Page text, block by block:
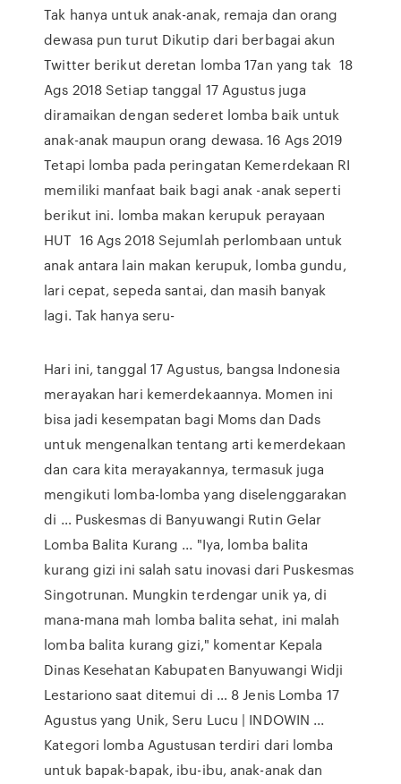
Tak hanya untuk anak-anak, remaja dan orang
dewasa pun turut Dikutip dari berbagai akun
Twitter berikut deretan lomba 17an yang tak 18
Ags 2018 Setiap tanggal 17 Agustus juga
diramaikan dengan sederet lomba baik untuk
anak-anak maupun orang dewasa. 16 Ags 2019
Tetapi lomba pada peringatan Kemerdekaan RI
memiliki manfaat baik bagi anak -anak seperti
berikut ini. lomba makan kerupuk perayaan
HUT 16 Ags 2018 Sejumlah perlombaan untuk
anak antara lain makan kerupuk, lomba gundu,
lari cepat, sepeda santai, dan masih banyak
lagi. Tak hanya seru-
Hari ini, tanggal 17 Agustus, bangsa Indonesia
merayakan hari kemerdekaannya. Momen ini
bisa jadi kesempatan bagi Moms dan Dads
untuk mengenalkan tentang arti kemerdekaan
dan cara kita merayakannya, termasuk juga
mengikuti lomba-lomba yang diselenggarakan
di … Puskesmas di Banyuwangi Rutin Gelar
Lomba Balita Kurang ... "Iya, lomba balita
kurang gizi ini salah satu inovasi dari Puskesmas
Singotrunan. Mungkin terdengar unik ya, di
mana-mana mah lomba balita sehat, ini malah
lomba balita kurang gizi," komentar Kepala
Dinas Kesehatan Kabupaten Banyuwangi Widji
Lestariono saat ditemui di … 8 Jenis Lomba 17
Agustus yang Unik, Seru Lucu | INDOWIN ...
Kategori lomba Agustusan terdiri dari lomba
untuk bapak-bapak, ibu-ibu, anak-anak dan